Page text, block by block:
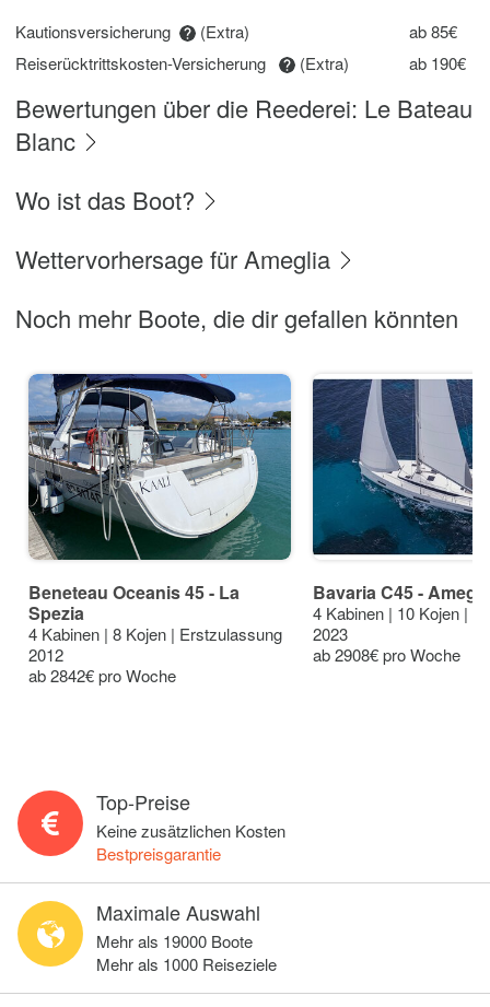
Kautionsversicherung (Extra)
ab 85€
Reiserücktrittskosten-Versicherung
(Extra) ab 190€
Bewertungen über die Reederei: Le Bateau
Blanc
Wo ist das Boot?
Wettervorhersage für Ameglia
Noch mehr Boote, die dir gefallen könnten
Beneteau Oceanis 45 - La
Spezia
4 Kabinen | 8 Kojen | Erstzulassung
2012
ab 2842€ pro Woche
Bavaria C45 -
4 Kabinen | 10 Kojen |
2023
ab 2908€ pro Woche
Top-Preise
Keine zusätzlichen Kosten
Bestpreisgarantie
Maximale Auswahl
Mehr als 19000 Boote
Mehr als 1000 Reiseziele